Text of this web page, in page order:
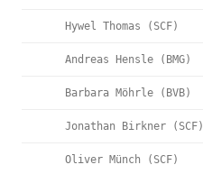
Hywel Thomas (SCF)
Andreas Hensle (BMG)
Barbara Möhrle (BVB)
Jonathan Birkner (SCF)
Oliver Münch (SCF)